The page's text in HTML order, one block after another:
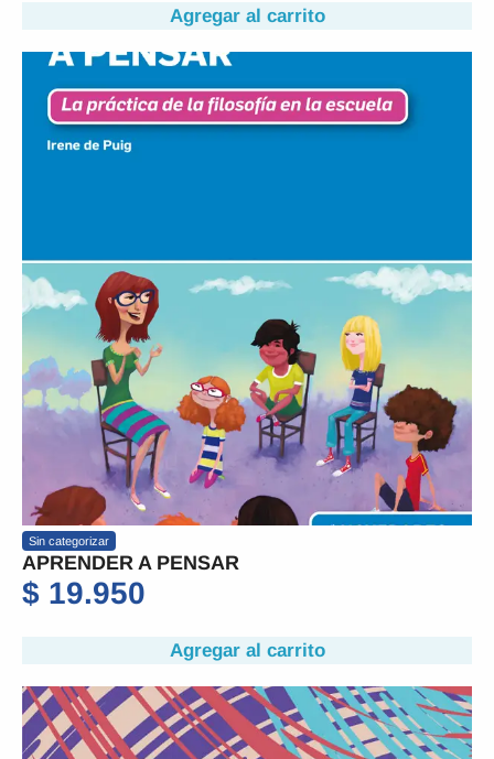
Agregar al carrito
Sin categorizar
APRENDER A PENSAR
$ 19.950
Agregar al carrito